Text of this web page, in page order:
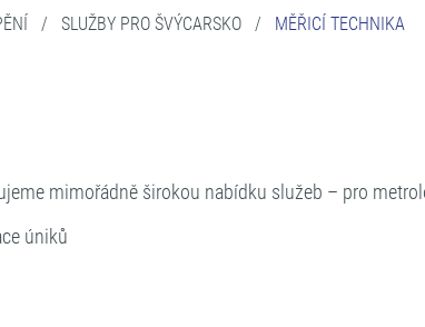
/ SLUŽBY PRO ŠVÝCARSKO / MĚŘICÍ TECHNIKA
mimořádně širokou nabídku služeb – pro
úniků